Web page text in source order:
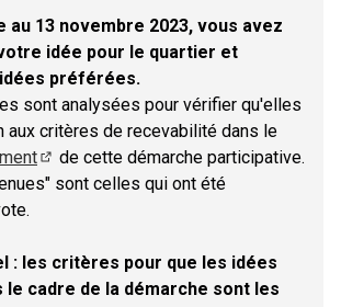
au 13 novembre 2023, vous avez
idée pour le quartier et
préférées.
sont analysées pour vérifier qu'elles
aux critères de recevabilité dans le
(Lien externe)
de cette démarche participative.
sont celles qui ont été
: les critères pour que les idées
le cadre de la démarche sont les